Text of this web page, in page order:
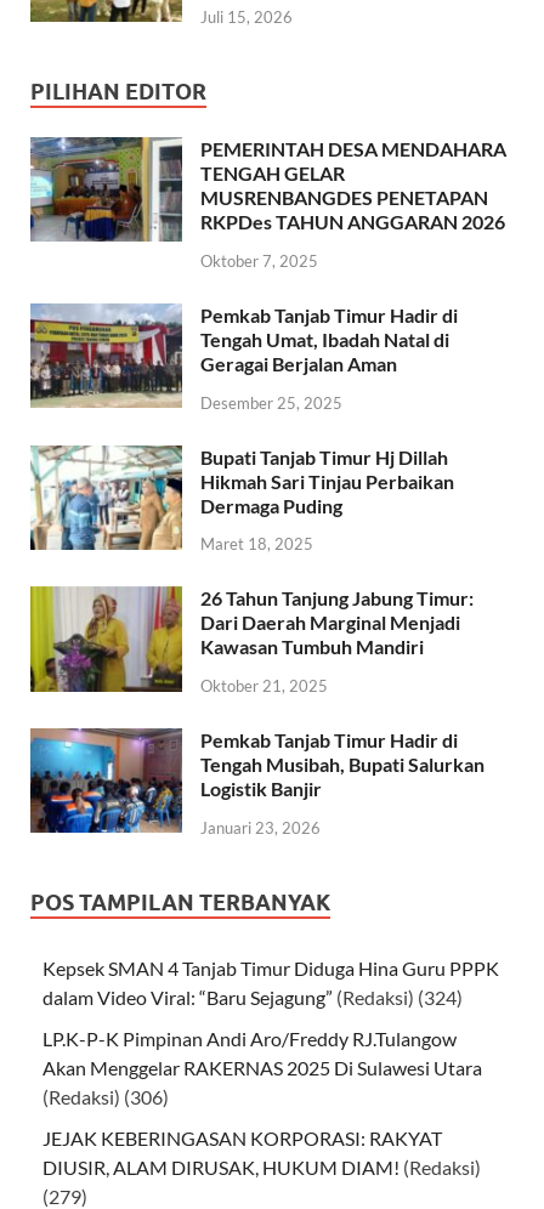
Juli 15, 2026
PILIHAN EDITOR
PEMERINTAH DESA MENDAHARA
TENGAH GELAR
MUSRENBANGDES PENETAPAN
RKPDes TAHUN ANGGARAN 2026
Oktober 7, 2025
Pemkab Tanjab Timur Hadir di
Tengah Umat, Ibadah Natal di
Geragai Berjalan Aman
Desember 25, 2025
Bupati Tanjab Timur Hj Dillah
Hikmah Sari Tinjau Perbaikan
Dermaga Puding
Maret 18, 2025
26 Tahun Tanjung Jabung Timur:
Dari Daerah Marginal Menjadi
Kawasan Tumbuh Mandiri
Oktober 21, 2025
Pemkab Tanjab Timur Hadir di
Tengah Musibah, Bupati Salurkan
Logistik Banjir
Januari 23, 2026
POS TAMPILAN TERBANYAK
Kepsek SMAN 4 Tanjab Timur Diduga Hina Guru PPPK
dalam Video Viral: “Baru Sejagung” (Redaksi) (324)
LP.K-P-K Pimpinan Andi Aro/Freddy RJ.Tulangow
Akan Menggelar RAKERNAS 2025 Di Sulawesi Utara
(Redaksi) (306)
JEJAK KEBERINGASAN KORPORASI: RAKYAT
DIUSIR, ALAM DIRUSAK, HUKUM DIAM! (Redaksi)
(279)